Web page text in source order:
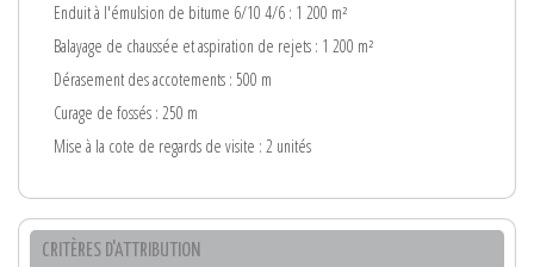
Enduit à l'émulsion de bitume 6/10 4/6 : 1 200 m²
Balayage de chaussée et aspiration de rejets : 1 200 m²
Dérasement des accotements : 500 m
Curage de fossés : 250 m
Mise à la cote de regards de visite : 2 unités
CRITÈRES D'ATTRIBUTION